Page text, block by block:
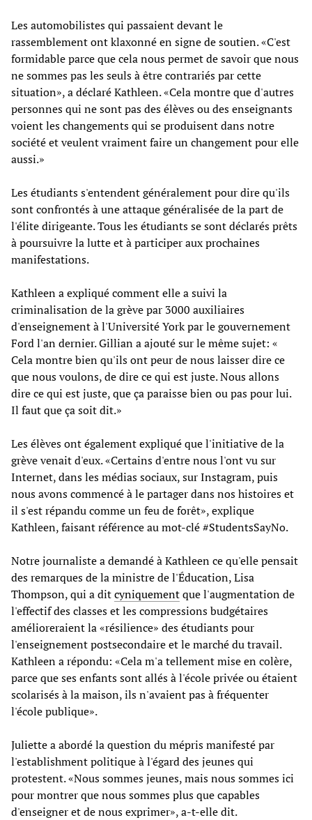
Les automobilistes qui passaient devant le
rassemblement ont klaxonné en signe de soutien. «C'est
formidable parce que cela nous permet de savoir que nous
ne sommes pas les seuls à être contrariés par cette
situation», a déclaré Kathleen. «Cela montre que d'autres
personnes qui ne sont pas des élèves ou des enseignants
voient les changements qui se produisent dans notre
société et veulent vraiment faire un changement pour elle
aussi.»
Les étudiants s'entendent généralement pour dire qu'ils
sont confrontés à une attaque généralisée de la part de
l'élite dirigeante. Tous les étudiants se sont déclarés prêts
à poursuivre la lutte et à participer aux prochaines
manifestations.
Kathleen a expliqué comment elle a suivi la
criminalisation de la grève par 3000 auxiliaires
d'enseignement à l'Université York par le gouvernement
Ford l'an dernier. Gillian a ajouté sur le même sujet: «
Cela montre bien qu'ils ont peur de nous laisser dire ce
que nous voulons, de dire ce qui est juste. Nous allons
dire ce qui est juste, que ça paraisse bien ou pas pour lui.
Il faut que ça soit dit.»
Les élèves ont également expliqué que l'initiative de la
grève venait d'eux. «Certains d'entre nous l'ont vu sur
Internet, dans les médias sociaux, sur Instagram, puis
nous avons commencé à le partager dans nos histoires et
il s'est répandu comme un feu de forêt», explique
Kathleen, faisant référence au mot-clé #StudentsSayNo.
Notre journaliste a demandé à Kathleen ce qu'elle pensait
des remarques de la ministre de l'Éducation, Lisa
Thompson, qui a ditcyniquementque l'augmentation de
l'effectif des classes et les compressions budgétaires
amélioreraient la «résilience» des étudiants pour
l'enseignement postsecondaire et le marché du travail.
Kathleen a répondu: «Cela m'a tellement mise en colère,
parce que ses enfants sont allés à l'école privée ou étaient
scolarisés à la maison, ils n'avaient pas à fréquenter
l'école publique».
Juliette a abordé la question du mépris manifesté par
l'establishment politique à l'égard des jeunes qui
protestent. «Nous sommes jeunes, mais nous sommes ici
pour montrer que nous sommes plus que capables
d'enseigner et de nous exprimer», a-t-elle dit.